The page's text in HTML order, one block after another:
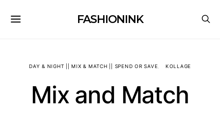
FASHIONINK
DAY & NIGHT || MIX & MATCH || SPEND OR SAVE KOLLAGE
Mix and Match